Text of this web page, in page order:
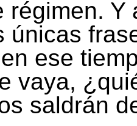
régimen.
únicas
ese
vaya,
saldrán